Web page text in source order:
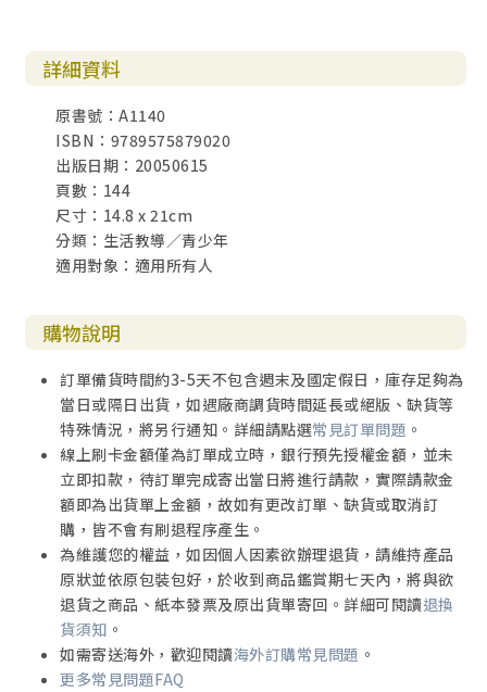
詳細資料
原書號：A1140
ISBN：9789575879020
出版日期：20050615
頁數：144
尺寸：14.8 x 21cm
分類：生活教導／青少年
適用對象：適用所有人
購物說明
訂單備貨時間約3-5天不包含週末及國定假日，庫存足夠為
當日或隔日出貨，如遇廠商調貨時間延長或絕版、缺貨等
特殊情況，將另行通知。詳細請點選常見訂單問題 。
線上刷卡金額僅為訂單成立時，銀行預先授權金額，並未
立即扣款，待訂單完成寄出當日將進行請款，實際請款金
額即為出貨單上金額，故如有更改訂單、缺貨或取消訂
購，皆不會有刷退程序產生。
為維護您的權益，如因個人因素欲辦理退貨，請維持產品
原狀並依原包裝包好，於收到商品鑑賞期七天內，將與欲
退貨之商品、紙本發票及原出貨單寄回。詳細可閱讀退換
貨須知 。
如需寄送海外，歡迎閱讀海外訂購常見問題 。
更多常見問題FAQ